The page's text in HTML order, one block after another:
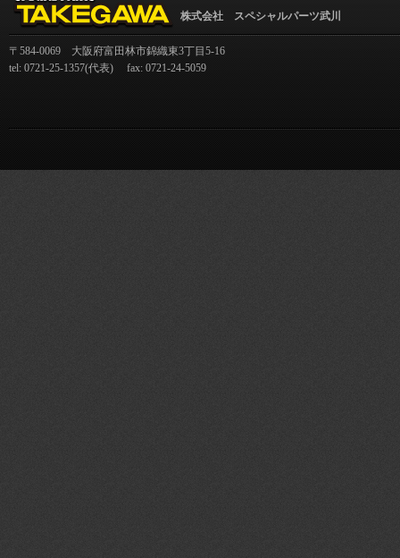
株式会社 スペシャルパーツ武川
〒584-0069 大阪府富田林市錦織東3丁目5-16
tel: 0721-25-1357(代表) fax: 0721-24-5059